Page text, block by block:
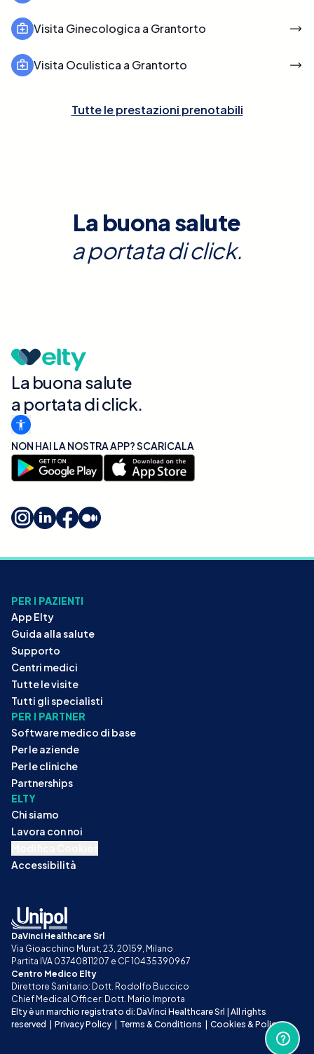
Visita Ginecologica a Grantorto
Visita Oculistica a Grantorto
Tutte le prestazioni prenotabili
La buona salute
a portata di click.
La buona salute
a portata di click.
NON HAI LA NOSTRA APP? SCARICALA
PER I PAZIENTI
App Elty
Guida alla salute
Supporto
Centri medici
Tutte le visite
Tutti gli specialisti
PER I PARTNER
Software medico di base
Per le aziende
Per le cliniche
Partnerships
ELTY
Chi siamo
Lavora con noi
Accessibilità
DaVinci Healthcare Srl
Via Gioacchino Murat, 23, 20159, Milano
Partita IVA 03740811207 e CF 10435390967
Centro Medico Elty
Direttore Sanitario: Dott. Rodolfo Buccico
Chief Medical Officer: Dott. Mario Improta
Elty è un marchio registrato di: DaVinci Healthcare Srl | All rights
reserved | Privacy Policy | Terms & Conditions | Cookies & Policy